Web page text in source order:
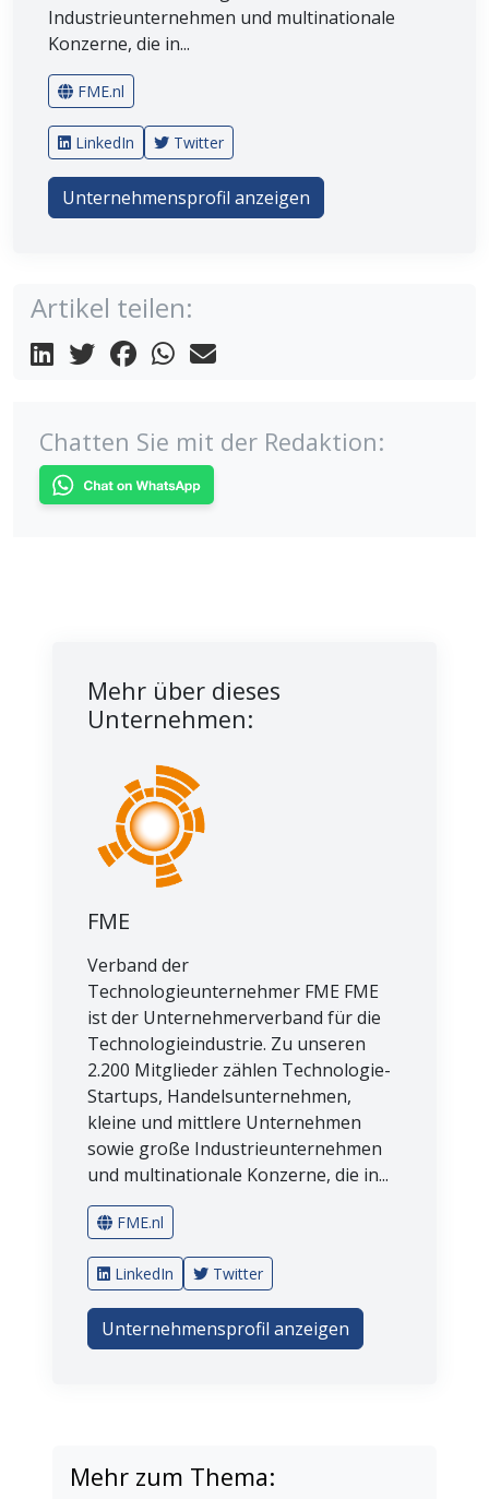
Industrieunternehmen und multinationale
Konzerne, die in...
FME.nl
LinkedIn Twitter
Unternehmensprofil anzeigen
Artikel teilen:
Chatten Sie mit der Redaktion:
Mehr über dieses
Unternehmen:
FME
Verband der
Technologieunternehmer FME FME
ist der Unternehmerverband für die
Technologieindustrie. Zu unseren
2.200 Mitglieder zählen Technologie-
Startups, Handelsunternehmen,
kleine und mittlere Unternehmen
sowie große Industrieunternehmen
und multinationale Konzerne, die in...
FME.nl
LinkedIn Twitter
Unternehmensprofil anzeigen
Mehr zum Thema: